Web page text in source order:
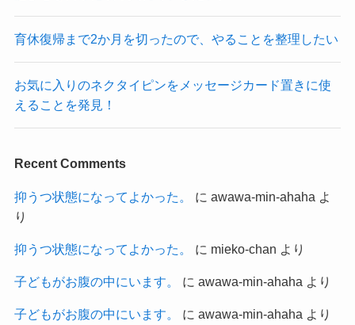
育休復帰まで2か月を切ったので、やることを整理したい
お気に入りのネクタイピンをメッセージカード置きに使
えることを発見！
Recent Comments
抑うつ状態になってよかった。 に awawa-min-ahaha よ
り
抑うつ状態になってよかった。 に mieko-chan より
子どもがお腹の中にいます。 に awawa-min-ahaha より
子どもがお腹の中にいます。 に awawa-min-ahaha より